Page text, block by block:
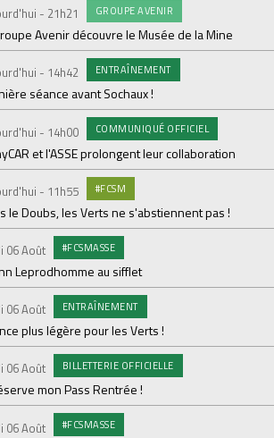
- 21h21 GROUPE AVENIR
Avenir découvre le Musée de la Mine
- 14h42 ENTRAÎNEMENT
séance avant Sochaux !
- 14h00 COMMUNIQUÉ OFFICIEL
et l'ASSE prolongent leur collaboration
- 11h55 #FCSM
le Doubs, les Verts ne s'abstiennent pas !
06 Août #FCSMASSE
Leprodhomme au sifflet
06 Août ENTRAÎNEMENT
plus légère pour les Verts !
06 Août BILLETTERIE OFFICIELLE
mon Pass Rentrée !
06 Août #FCSMASSE